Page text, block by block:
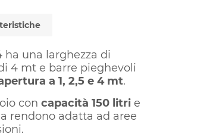
ha una larghezza di
4 mt e barre pieghevoli
a 1, 2,5 e 4 mt.
con capacità 150 litri e
rendono adatta ad aree